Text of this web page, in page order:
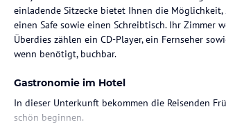
einladende Sitzecke bietet Ihnen die
einen Safe sowie einen Schreibtisch. Ihr Zimmer
Überdies zählen ein CD-Player, ein Fernseher
wenn benötigt, buchbar.
Gastronomie im Hotel
In dieser Unterkunft bekommen die Reisenden
schön beginnen.